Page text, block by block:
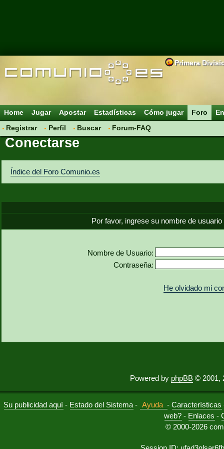
Primera
Home Jugar Apostar Estadísticas Cómo jugar
Foro
Registrar
Perfil Buscar Forum-FAQ
Conectarse
Índice del Foro Comunio.es
Por favor, ingrese su nombre de
Nombre de Usuario:
Contraseña:
He olvidado mi
Powered by phpBB © 2001,
Su publicidad aquí - Estado del Sistema - Ayuda -Características
web? - Enlaces -
© 2000-2026